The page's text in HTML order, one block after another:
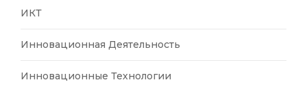
ИКТ
Инновационная Деятельность
Инновационные Технологии